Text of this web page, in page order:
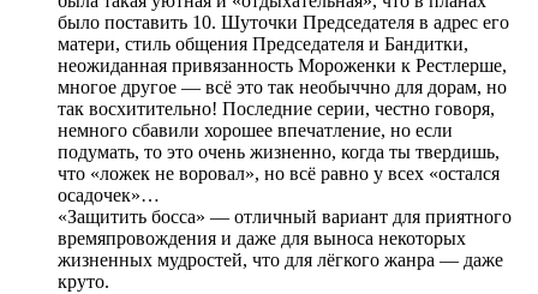
было поставить 10. Шуточки Председателя в адрес его
матери, стиль общения Председателя и Бандитки,
неожиданная привязанность Мороженки к Рестлерше,
многое другое — всё это так необыччно для дорам, но
так восхитительно! Последние серии, честно говоря,
немного сбавили хорошее впечатление, но если
подумать, то это очень жизненно, когда ты твердишь,
что «ложек не воровал», но всё равно у всех «остался
осадочек»…
«Защитить босса» — отличный вариант для приятного
времяпровождения и даже для выноса некоторых
жизненных мудростей, что для лёгкого жанра — даже
круто.